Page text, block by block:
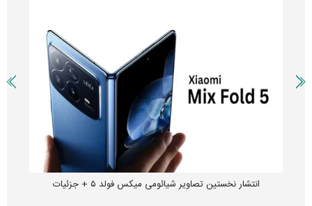
انتشار نخستین تصاویر شیائومی میکس فولد ۵ + جزئیات